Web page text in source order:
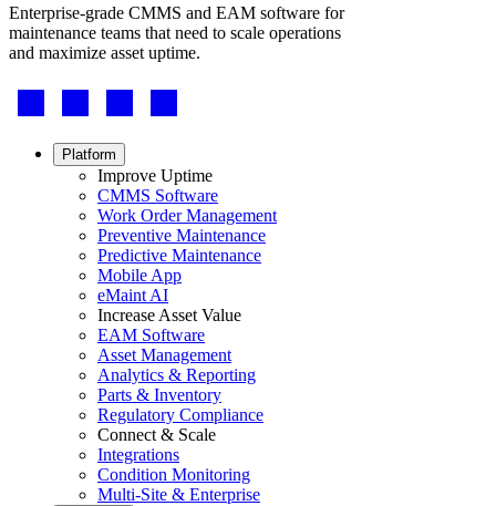
Integrationen
ERP, IIoT, SSO, offene APIs
Rechenzentrum
24/7-Verfügbarkeit, Kühlung, Energie, Redundanz
Enterprise-grade CMMS and EAM software for
maintenance teams that need to scale operations
and maximize asset uptime.
Footer
Footer
Platform
Improve Uptime
CMMS Software
Work Order Management
Preventive Maintenance
Predictive Maintenance
Mobile App
eMaint AI
Increase Asset Value
EAM Software
Asset Management
Analytics & Reporting
Parts & Inventory
Regulatory Compliance
Connect & Scale
Integrations
Condition Monitoring
Multi-Site & Enterprise